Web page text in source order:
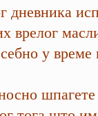
дневника
врелог
у време